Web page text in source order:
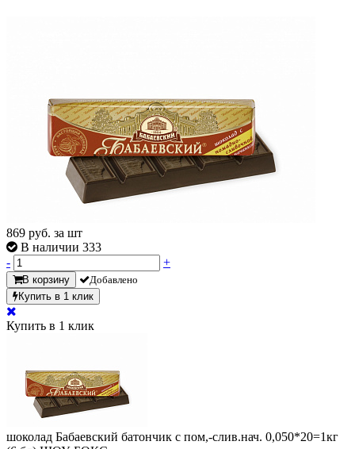
869 руб. за шт
В наличии 333
-
+
В корзину
Добавлено
Купить в 1 клик
Купить в 1 клик
шоколад Бабаевский батончик с пом,-слив.нач. 0,050*20=1кг